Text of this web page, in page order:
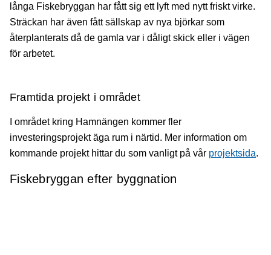
långa Fiskebryggan har fått sig ett lyft med nytt friskt virke.
Sträckan har även fått sällskap av nya björkar som
återplanterats då de gamla var i dåligt skick eller i vägen
för arbetet.
Framtida projekt i området
I området kring Hamnängen kommer fler
investeringsprojekt äga rum i närtid. Mer information om
kommande projekt hittar du som vanligt på vår projektsida.
Fiskebryggan efter byggnation